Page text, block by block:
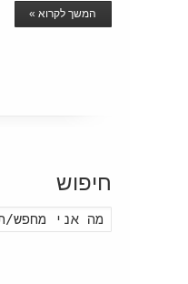
המשך לקרוא »
חיפוש